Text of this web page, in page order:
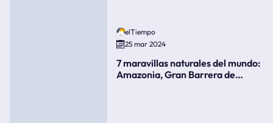
elTiempo
25 mar 2024
7 maravillas naturales del mundo:
Amazonia, Gran Barrera de